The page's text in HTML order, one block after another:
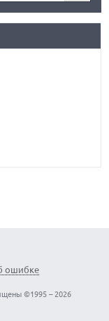
ошибке
©1995 – 2026